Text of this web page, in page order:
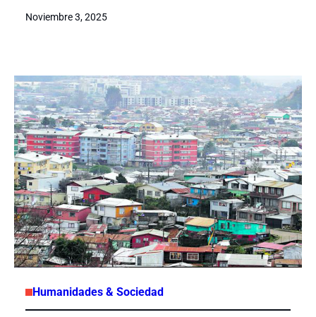
Noviembre 3, 2025
Humanidades & Sociedad